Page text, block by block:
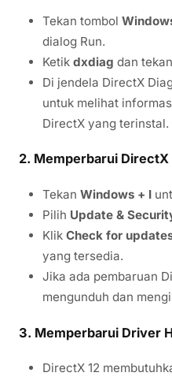
Tekan tombol
dialog Run.
Ketik dxdiag dan
Di jendela DirectX
untuk melihat
DirectX yang terinstal.
2. Memperbarui
Tekan Windows + I
Pilih Update &
Klik Check for
yang tersedia.
Jika ada pembaruan
mengunduh dan
3. Memperbarui Driver
DirectX 12